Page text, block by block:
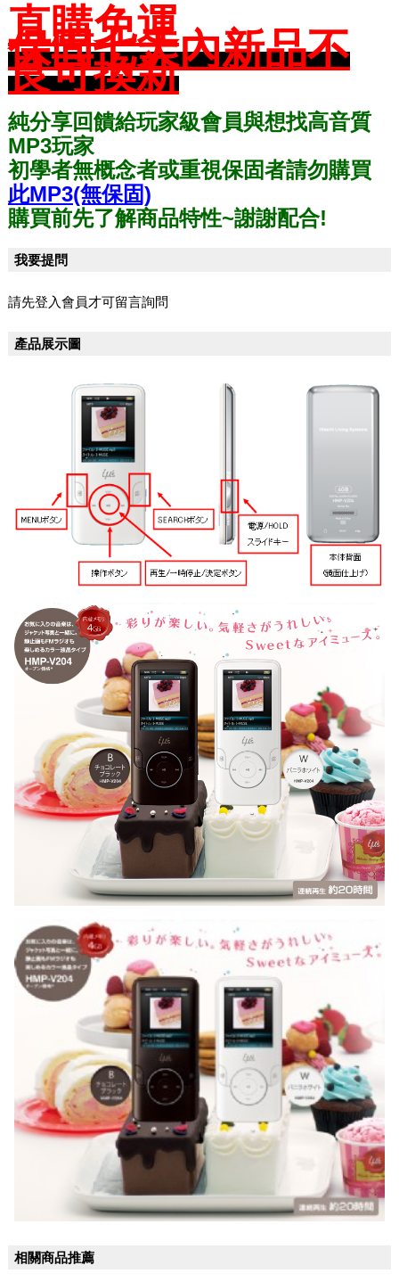
直購免運
保固七天內新品不
良可換新
純分享回饋給玩家級會員與想找高音質
MP3玩家
初學者無概念者或重視保固者請勿購買
此MP3(無保固)
購買前先了解商品特性~謝謝配合!
我要提問
請先登入會員才可留言詢問
產品展示圖
相關商品推薦